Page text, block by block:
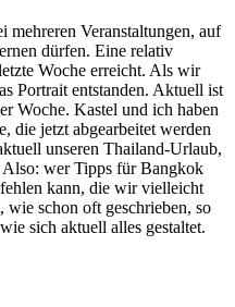
mehreren Veranstaltungen, auf
dürfen. Eine relativ
Woche erreicht. Als wir
Portrait entstanden. Aktuell ist
Woche. Kastel und ich haben
die jetzt abgearbeitet werden
unseren Thailand-Urlaub,
Also: wer Tipps für Bangkok
kann, die wir vielleicht
schon oft geschrieben, so
sich aktuell alles gestaltet.